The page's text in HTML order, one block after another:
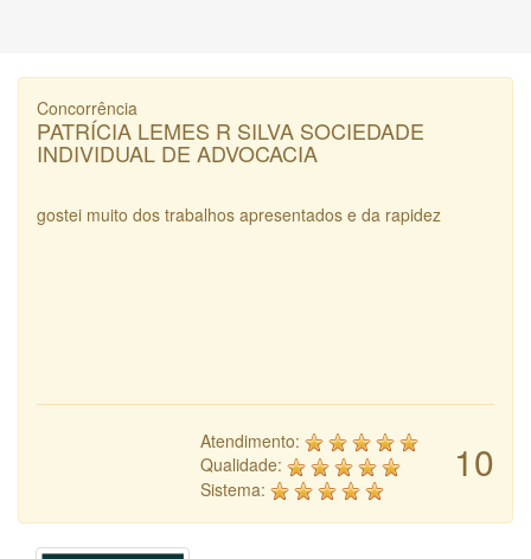
Concorrência
PATRÍCIA LEMES R SILVA SOCIEDADE
INDIVIDUAL DE ADVOCACIA
gostei muito dos trabalhos apresentados e da rapidez
10
Atendimento:
Qualidade:
Sistema: